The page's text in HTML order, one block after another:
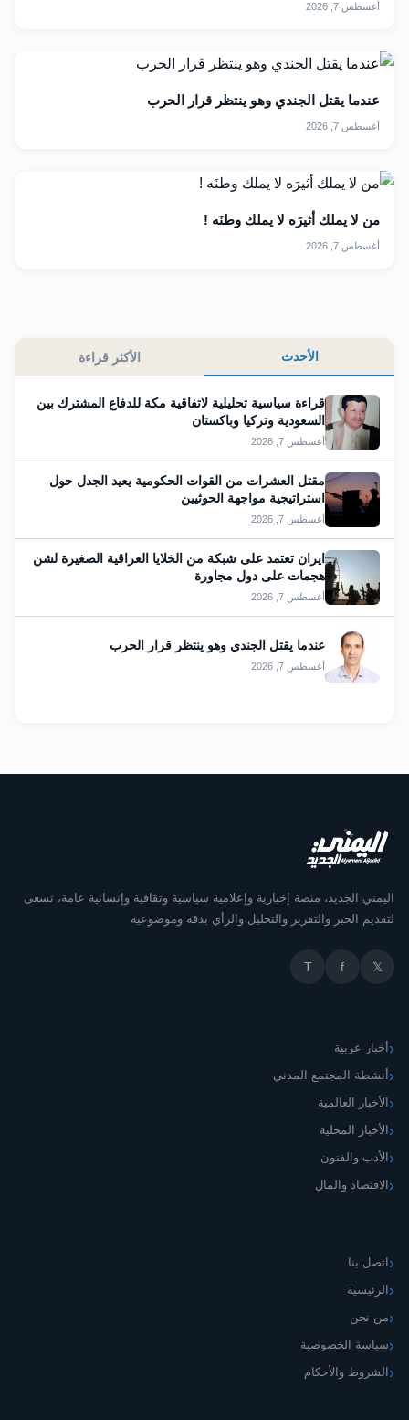
أغسطس 7, 2026
عندما يقتل الجندي وهو ينتظر قرار الحرب
أغسطس 7, 2026
من لا يملك أثيرَه لا يملك وطنَه !
أغسطس 7, 2026
الأحدث الأكثر قراءة
قراءة سياسية تحليلية لاتفاقية مكة للدفاع المشترك بين
السعودية وتركيا وباكستان
أغسطس 7, 2026
مقتل العشرات من القوات الحكومية يعيد الجدل حول
استراتيجية مواجهة الحوثيين
أغسطس 7, 2026
ايران تعتمد على شبكة من الخلايا العراقية الصغيرة لشن
هجمات على دول مجاورة
أغسطس 7, 2026
عندما يقتل الجندي وهو ينتظر قرار الحرب
أغسطس 7, 2026
اليمني الجديد، منصة إخبارية وإعلامية سياسية وثقافية وإنسانية عامة، تسعى
لتقديم الخبر والتقرير والتحليل والرأي بدقة وموضوعية
𝕏
f
T
أخبار عربية
أنشطة المجتمع المدني
الأخبار العالمية
الأخبار المحلية
الأدب والفنون
الاقتصاد والمال
اتصل بنا
الرئيسية
من نحن
سياسة الخصوصية
الشروط والأحكام